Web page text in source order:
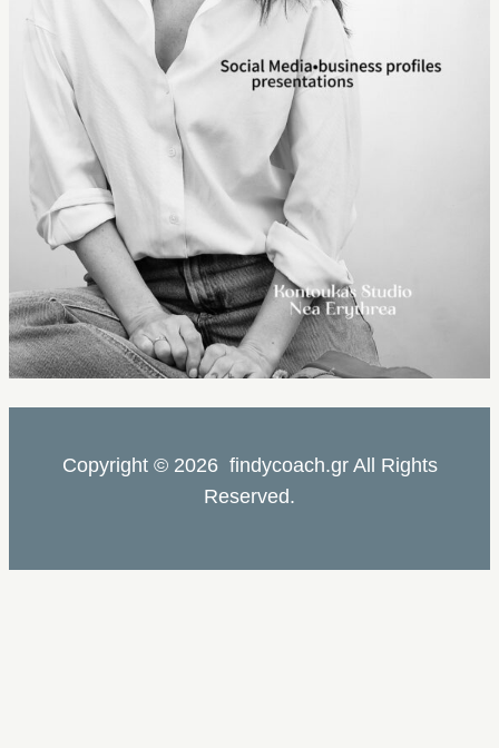
Copyright © 2026 findycoach.gr All Rights
Reserved.